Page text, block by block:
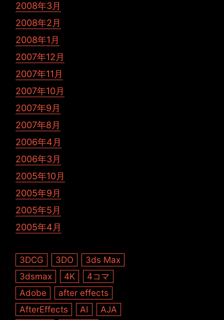
2008年3月
2008年2月
2008年1月
2007年12月
2007年11月
2007年10月
2007年9月
2007年8月
2006年4月
2006年3月
2005年10月
2005年9月
2005年5月
2005年4月
3DCG 3DO
3ds Max
3dsmax
4K
4コマ
Adobe
after effects
AfterEffects
AI
AJA